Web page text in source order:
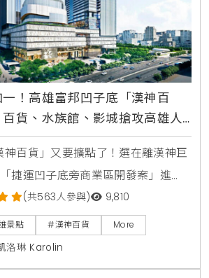
！高雄富邦凹子底「漢神百
貨、水族館、影城搶攻高雄人
神百貨」又要擴點了！選在離漢神巨
捷運凹子底旁商業區開發案」進
地上權的開發案，南北兩棟建築預
館、影城、飯店和商城，其中商城
營，勢必將為高雄百貨年營業額百
新戰將。高239.8公尺地上48層、地
(共563人參與) 9,810
景點 #漢神百貨 More
洛琳 Karolin